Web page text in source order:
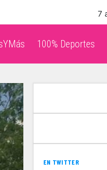
7
100% Deportes
EN TWITTER